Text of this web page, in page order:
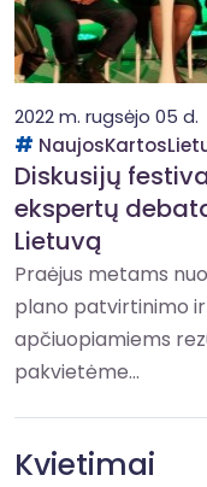
2022 m. rugsėjo 05 d.
Diskusijų
ekspertų
Lietuvą
Praėjus metams
plano patvirtinimo
apčiuopiamiems
pakvietėme...
Kvietimai